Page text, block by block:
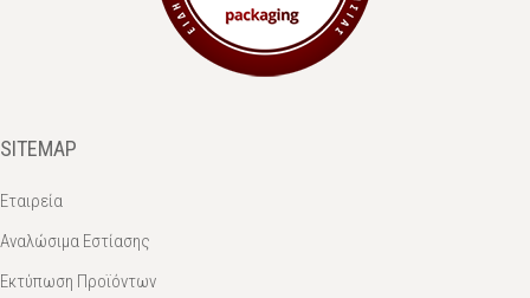
SITEMAP
Εταιρεία
Αναλώσιμα Εστίασης
Εκτύπωση Προϊόντων